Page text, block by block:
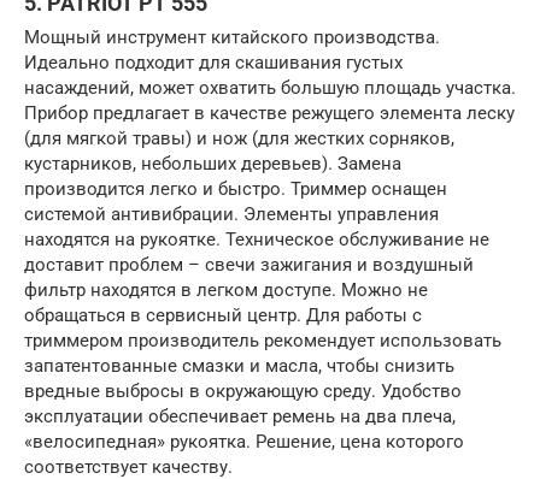
Мощный инструмент китайского производства.
Идеально подходит для скашивания густых
насаждений, может охватить большую площадь участка.
Прибор предлагает в качестве режущего элемента леску
(для мягкой травы) и нож (для жестких сорняков,
кустарников, небольших деревьев). Замена
производится легко и быстро. Триммер оснащен
системой антивибрации. Элементы управления
находятся на рукоятке. Техническое обслуживание не
доставит проблем – свечи зажигания и воздушный
фильтр находятся в легком доступе. Можно не
обращаться в сервисный центр. Для работы с
триммером производитель рекомендует использовать
запатентованные смазки и масла, чтобы снизить
вредные выбросы в окружающую среду. Удобство
эксплуатации обеспечивает ремень на два плеча,
«велосипедная» рукоятка. Решение, цена которого
соответствует качеству.